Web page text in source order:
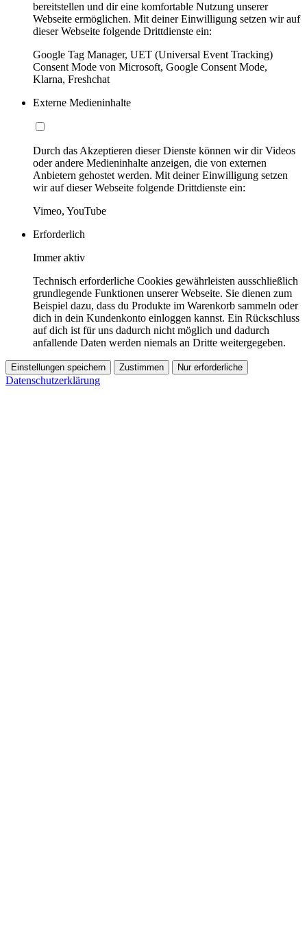
bereitstellen und dir eine komfortable Nutzung unserer
Webseite ermöglichen. Mit deiner Einwilligung setzen wir auf
dieser Webseite folgende Drittdienste ein:
Google Tag Manager, UET (Universal Event Tracking)
Consent Mode von Microsoft, Google Consent Mode,
Klarna, Freshchat
Externe Medieninhalte
Durch das Akzeptieren dieser Dienste können wir dir Videos
oder andere Medieninhalte anzeigen, die von externen
Anbietern gehostet werden. Mit deiner Einwilligung setzen
wir auf dieser Webseite folgende Drittdienste ein:
Vimeo, YouTube
Erforderlich
Immer aktiv
Technisch erforderliche Cookies gewährleisten ausschließlich
grundlegende Funktionen unserer Webseite. Sie dienen zum
Beispiel dazu, dass du Produkte im Warenkorb sammeln oder
dich in dein Kundenkonto einloggen kannst. Ein Rückschluss
auf dich ist für uns dadurch nicht möglich und dadurch
anfallende Daten werden niemals an Dritte weitergegeben.
Einstellungen speichern Zustimmen Nur erforderliche
Datenschutzerklärung